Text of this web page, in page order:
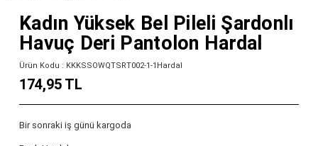
Kadın Yüksek Bel Pileli Şardonlı
Havuç Deri Pantolon Hardal
Ürün Kodu : KKKSSOWQTSRT002-1-1Hardal
174,95 TL
Bir sonraki iş günü kargoda